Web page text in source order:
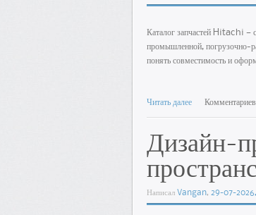
Каталог запчастей Hitachi —
промышленной, погрузочно-
понять совместимость и
Читать далее Комментариев
Дизайн-
НаписалVangan, 29-07-